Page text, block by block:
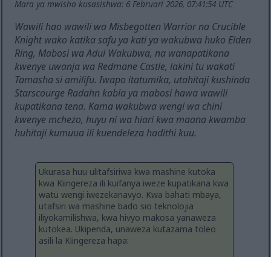
Mara ya mwisho kusasishwa: 6 Februari 2026, 07:41:54 UTC
Wawili hao wawili wa Misbegotten Warrior na Crucible
Knight wako katika safu ya kati ya wakubwa huko Elden
Ring, Mabosi wa Adui Wakubwa, na wanapatikana
kwenye uwanja wa Redmane Castle, lakini tu wakati
Tamasha si amilifu. Iwapo itatumika, utahitaji kushinda
Starscourge Radahn kabla ya mabosi hawa wawili
kupatikana tena. Kama wakubwa wengi wa chini
kwenye mchezo, huyu ni wa hiari kwa maana kwamba
huhitaji kumuua ili kuendeleza hadithi kuu.
Ukurasa huu ulitafsiriwa kwa mashine kutoka
kwa Kiingereza ili kuifanya iweze kupatikana kwa
watu wengi iwezekanavyo. Kwa bahati mbaya,
utafsiri wa mashine bado sio teknolojia
iliyokamilishwa, kwa hivyo makosa yanaweza
kutokea. Ukipenda, unaweza kutazama toleo
asili la Kiingereza hapa: